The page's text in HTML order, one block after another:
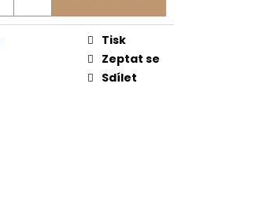
Tisk
Zeptat se
Sdílet